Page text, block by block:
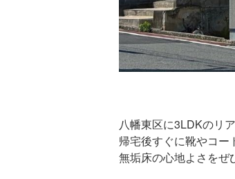
八幡東区に3LDKのリ
帰宅後すぐに靴やコー
無垢床の心地よさをぜ